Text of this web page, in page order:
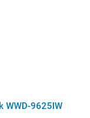
WWD-9625IW